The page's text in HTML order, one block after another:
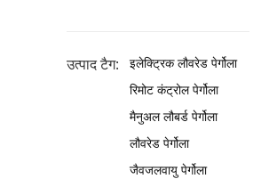
उत्पाद टैग:
इलेक्ट्रिक लौवरेड पेर्गोला
रिमोट कंट्रोल पेर्गोला
मैनुअल लौबर्ड पेर्गोला
लौवरेड पेर्गोला
जैवजलवायु पेर्गोला